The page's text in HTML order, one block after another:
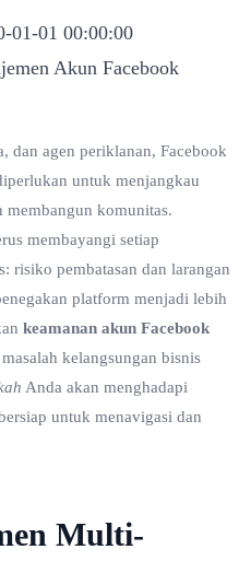
01-01 00:00:00
dan agen periklanan, Facebook
untuk menjangkau
membangun komunitas.
membayangi setiap
risiko pembatasan dan larangan
platform menjadi lebih
keamanan akun Facebook
kelangsungan bisnis
Anda akan menghadapi
untuk menavigasi dan
Multi-